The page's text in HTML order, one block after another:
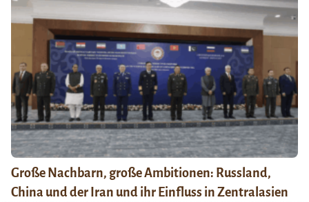
Große Nachbarn, große Ambitionen: Russland,
China und der Iran und ihr Einfluss in Zentralasien